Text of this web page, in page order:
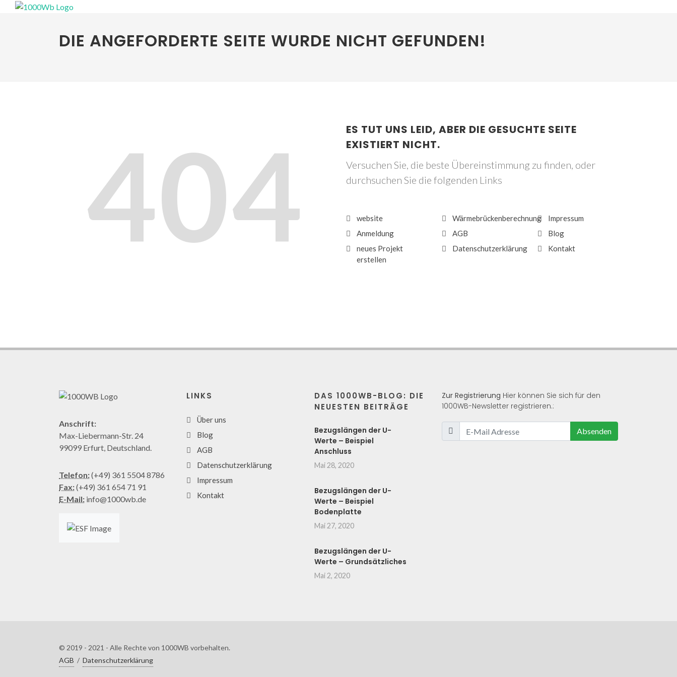
DIE ANGEFORDERTE SEITE WURDE NICHT GEFUNDEN!
404
ES TUT UNS LEID, ABER DIE GESUCHTE SEITE
EXISTIERT NICHT.
Versuchen Sie, die beste Übereinstimmung zu finden, oder
durchsuchen Sie die folgenden Links
website
Anmeldung
neues Projekt
erstellen
Wärmebrückenberechnung
AGB
Datenschutzerklärung
Impressum
Blog
Kontakt
Anschrift:
Max-Liebermann-Str. 24
99099 Erfurt, Deutschland.
Telefon:(+49) 361 5504 8786
Fax:(+49) 361 654 71 91
E-Mail: info@1000wb.de
LINKS
Über uns
Blog
AGB
Datenschutzerklärung
Impressum
Kontakt
DAS 1000WB-BLOG: DIE
NEUESTEN BEITRÄGE
Bezugslängen der U-
Werte – Beispiel
Anschluss
Mai 28, 2020
Bezugslängen der U-
Werte – Beispiel
Bodenplatte
Mai 27, 2020
Bezugslängen der U-
Werte – Grundsätzliches
Mai 2, 2020
Zur Registrierung Hier können Sie sich für den
1000WB-Newsletter registrieren.:
Absenden
© 2019 - 2021 - Alle Rechte von 1000WB vorbehalten.
AGB / Datenschutzerklärung